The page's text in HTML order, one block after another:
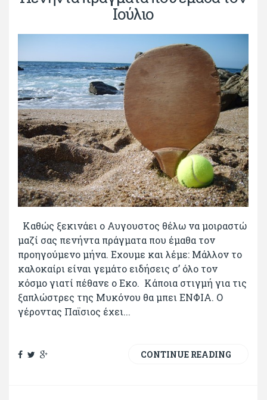
Ιούλιο
Καθώς ξεκινάει ο Αυγουστος θέλω να μοιραστώ
μαζί σας πενήντα πράγματα που έμαθα τον
προηγούμενο μήνα. Εχουμε και λέμε: Μάλλον το
καλοκαίρι είναι γεμάτο ειδήσεις σ’ όλο τον
κόσμο γιατί πέθανε ο Εκο. Κάποια στιγμή για τις
ξαπλώστρες της Μυκόνου θα μπει ΕΝΦΙΑ. Ο
γέροντας Παϊσιος έχει...
CONTINUE READING